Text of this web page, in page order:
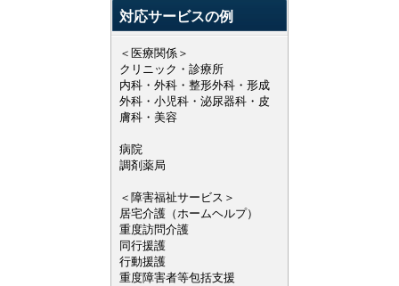
対応サービスの例
＜医療関係＞
クリニック・診療所
内科・外科・整形外科・形成
外科・小児科・泌尿器科・皮
膚科・美容
病院
調剤薬局
＜障害福祉サービス＞
居宅介護（ホームヘルプ）
重度訪問介護
同行援護
行動援護
重度障害者等包括支援